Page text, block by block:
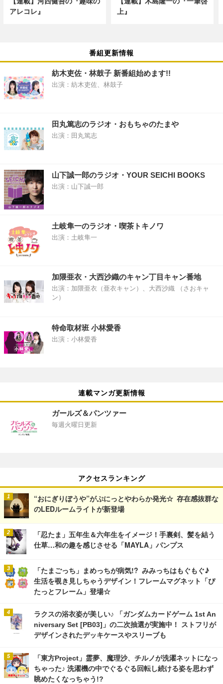
アレコレ』
上』
番組更新情報
紡木吏佐・林鼓子 新番組始めます!!
出演：紡木吏佐、林鼓子
田丸篤志のラジオ・おもちゃのたまや
出演：田丸篤志
山下誠一郎のラジオ・YOUR SEICHI BOOKS
出演：山下誠一郎
土岐隼一のラジオ・喫茶トキノワ
出演：土岐隼一
加隈亜衣・大西沙織のキャン丁目キャン番地
出演：加隈亜衣（亜衣キャン）、大西沙織 （さおキャ
ン）
特命取材班 小林愛香
出演：小林愛香
連載マンガ更新情報
ガールズ＆パンツァー
毎週火曜日更新
アクセスランキング
“おにぎりぼうや”がぷにっとやわらか発光☆ 存在感抜群な
のLEDルームライトが新登場
「忍たま」五年生＆六年生をイメージ！手裏剣、髪を結う
仕草…和の趣を感じさせる「MAYLA」パンプス
「たまごっち」まめっちが病気!? みみっちはもぐもぐ♪
生活を覗き見しちゃうデザイン！フレームマグネット「ぴ
たっとフレーム」登場☆
ラクスの浴衣姿が美しい♪ 「ガンダムカードゲーム 1st An
niversary Set [PB03]」の二次抽選が実施中！ ストフリが
デザインされたデッキケースやスリーブも
「東方Project」霊夢、魔理沙、チルノが洗濯ネットになっ
ちゃった♪ 洗濯機の中でぐるぐる回転し続ける姿を思わず
眺めたくなっちゃう!?